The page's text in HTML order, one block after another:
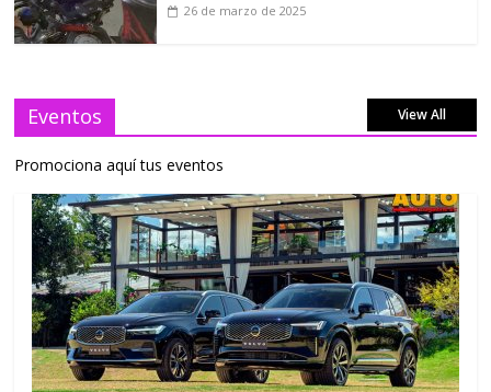
26 de marzo de 2025
Eventos View All
Promociona aquí tus eventos